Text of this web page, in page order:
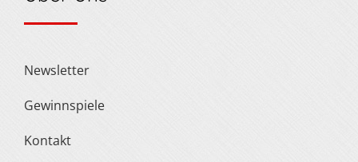
Newsletter
Gewinnspiele
Kontakt